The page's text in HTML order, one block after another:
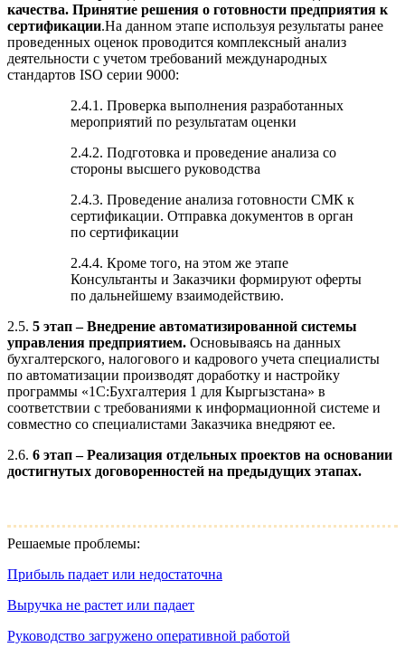
качества. Принятие решения о готовности предприятия к
сертификации.На данном этапе используя результаты ранее
проведенных оценок проводится комплексный анализ
деятельности с учетом требований международных
стандартов ISO серии 9000:
2.4.1. Проверка выполнения разработанных
мероприятий по результатам оценки
2.4.2. Подготовка и проведение анализа со
стороны высшего руководства
2.4.3. Проведение анализа готовности СМК к
сертификации. Отправка документов в орган
по сертификации
2.4.4. Кроме того, на этом же этапе
Консультанты и Заказчики формируют оферты
по дальнейшему взаимодействию.
2.5. 5 этап – Внедрение автоматизированной системы
управления предприятием. Основываясь на данных
бухгалтерского, налогового и кадрового учета специалисты
по автоматизации производят доработку и настройку
программы «1С:Бухгалтерия 1 для Кыргызстана» в
соответствии с требованиями к информационной системе и
совместно со специалистами Заказчика внедряют ее.
2.6. 6 этап – Реализация отдельных проектов на основании
достигнутых договоренностей на предыдущих этапах.
Решаемые проблемы:
Прибыль падает или недостаточна
Выручка не растет или падает
Руководство загружено оперативной работой